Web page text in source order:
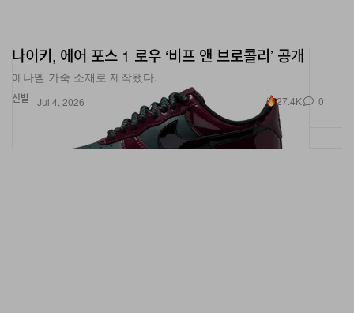
신발
나이키, 에어 포스 1 로우 ‘비프 앤 브로콜리’ 공개
에나멜 가죽 소재로 제작됐다.
Jul 4, 2026 27.4K 0